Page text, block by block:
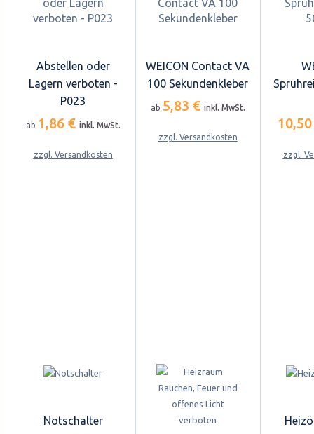
Abstellen oder
Lagern verboten -
P023
ab 1,86 € inkl. MwSt.
zzgl. Versandkosten
WEICON Contact VA
100 Sekundenkleber
ab 5,83 € inkl. MwSt.
zzgl. Versandkosten
zzgl.
Notschalter